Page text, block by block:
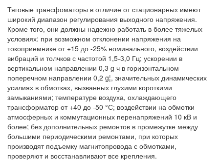
Тяговые трансфоматоры в отличие от стационарных имеют
широкий диапазон регулирования выходного напряжения.
Кроме того, они должны надежно работать в более тяжелых
условиях: при возможном отклонении напряжения на
токоприемнике от +15 до -25% номинального, воздействии
вибраций и толчков с частотой 1,5-3,0 Гц; ускорении в
вертикальном направлении 0,3 g ч в горизонтальном
поперечном направлении 0,2 g¦, значительных динамических
усилиях в обмотках, вызванных глухими короткими
замыканиями; температуре воздуха, охлаждающего
трансформатор от +40 до -50 °С; воздействии на обмотки
атмосферных и коммутационных перенапряжений 10 кВ и
более; без дополнительных ремонтов в промежутке между
большими периодическими ремонтами, при которых
производят подъемку магнитопровода с обмотками,
проверяют и восстанавливают все крепления.